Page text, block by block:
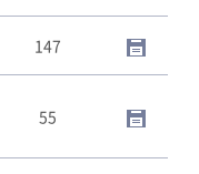
147
55